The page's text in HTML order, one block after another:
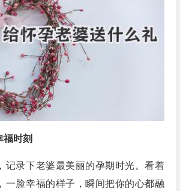
福时刻
记录下老婆最美丽的孕期时光。看着
一脸幸福的样子，瞬间把你的心都融